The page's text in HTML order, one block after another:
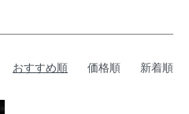
おすすめ順 価格順 新着順